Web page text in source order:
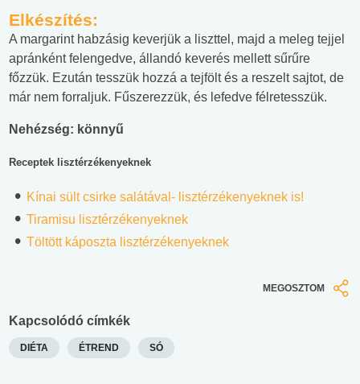
Elkészítés:
A margarint habzásig keverjük a liszttel, majd a meleg tejjel
apránként felengedve, állandó keverés mellett sűrűre
főzzük. Ezután tesszük hozzá a tejfölt és a reszelt sajtot, de
már nem forraljuk. Fűszerezzük, és lefedve félretesszük.
Nehézség: könnyű
Receptek lisztérzékenyeknek
Kínai sült csirke salátával- lisztérzékenyeknek is!
Tiramisu lisztérzékenyeknek
Töltött káposzta lisztérzékenyeknek
MEGOSZTOM
Kapcsolódó címkék
DIÉTA ÉTREND SÓ